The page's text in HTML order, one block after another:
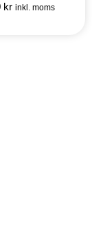
kr inkl. moms